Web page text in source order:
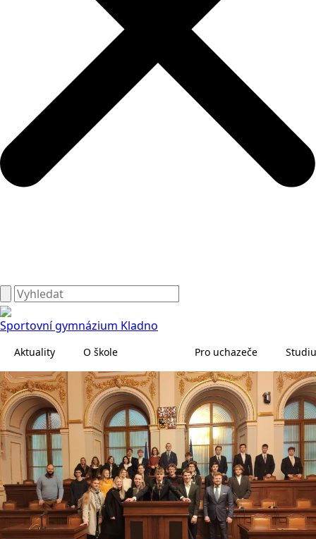
Sportovní gymnázium Kladno
Aktuality O škole Pro uchazeče